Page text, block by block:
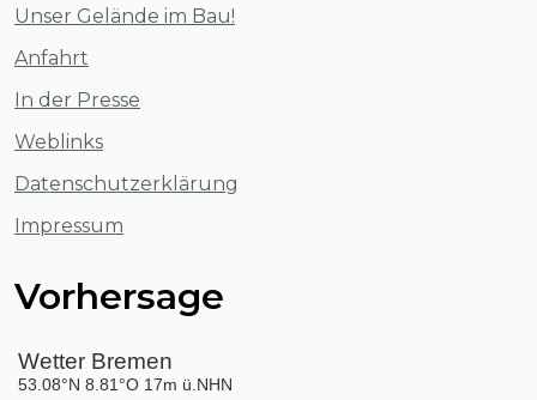
Unser Gelände im Bau!
Anfahrt
In der Presse
Weblinks
Datenschutzerklärung
Impressum
Vorhersage